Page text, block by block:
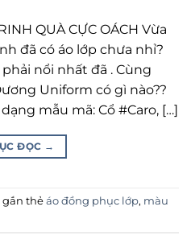
QUÀ CỰC OÁCH Vừa
đã có áo lớp chưa nhỉ?
nổi nhất đã . Cùng
Uniform có gì nào??
mẫu mã: Cổ #Caro, […]
ĐỌC →
thẻ áo đồng phục lớp, màu